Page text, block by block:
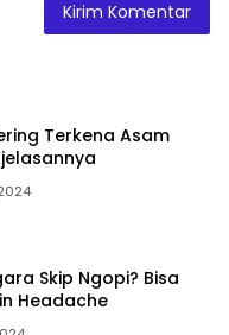
Terkena Asam
Skip Ngopi? Bisa
Headache